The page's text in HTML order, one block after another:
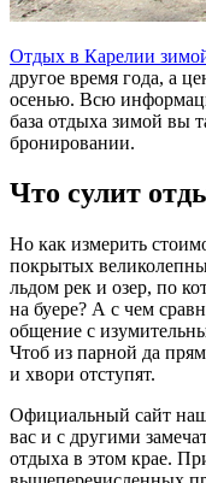
Отдых в Карелии
другое время года, а
осенью. Всю
база отдыха зимой вы
бронировании.
Что сулит
Но как измерить
покрытых
льдом рек и озер, по
на буере? А с чем
общение с
Чтоб из парной да
и хвори отступят.
Официальный сайт
вас и с другими
отдыха в этом крае.